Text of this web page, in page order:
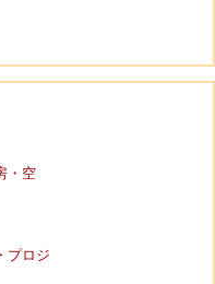
・空
プロジ